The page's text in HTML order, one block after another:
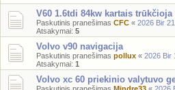
V60 1.6tdi 84kw kartais trūkčioja
Paskutinis pranešimas CFC « 2026 Bir 21
Atsakymai: 5
Volvo v90 navigacija
Paskutinis pranešimas pollux « 2026 Bir
Atsakymai: 1
Volvo xc 60 priekinio valytuvo